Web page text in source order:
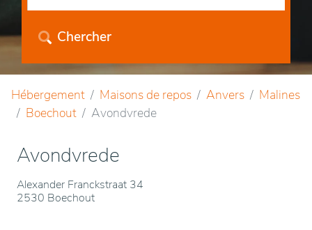
Chercher
Hébergement Maisons de repos Anvers
Malines
Boechout
Avondvrede
Avondvrede
Alexander Franckstraat 34
2530 Boechout